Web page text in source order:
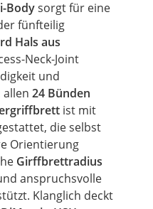
Bodysorgt für eine
fünfteilig
Hals aus
Neck-Joint
und
allen 24 Bünden
ist mit
die selbst
Orientierung
Girffbrettradius
anspruchsvolle
Klanglich deckt